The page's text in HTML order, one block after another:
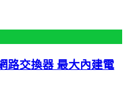
路交換器 最大內建電